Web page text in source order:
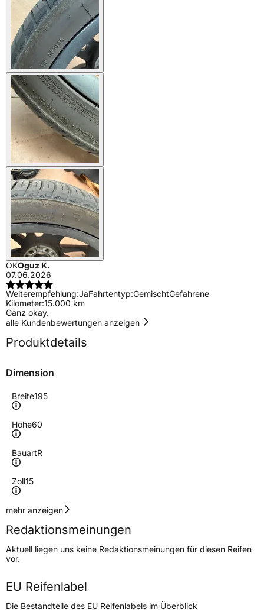
OKOguz K.
07.06.2026
Weiterempfehlung:JaFahrtentyp:GemischtGefahrene
Kilometer:15.000 km
Ganz okay.
alle Kundenbewertungen anzeigen
Produktdetails
Dimension
Breite195
Höhe60
BauartR
Zoll15
Geschwindigkeitsindex
Lastindex 88
Generelle Merkmale
mehr anzeigen
Redaktionsmeinungen
Aktuell liegen uns keine Redaktionsmeinungen für diesen Reifen
vor.
EU Reifenlabel
Die Bestandteile des EU Reifenlabels im Überblick